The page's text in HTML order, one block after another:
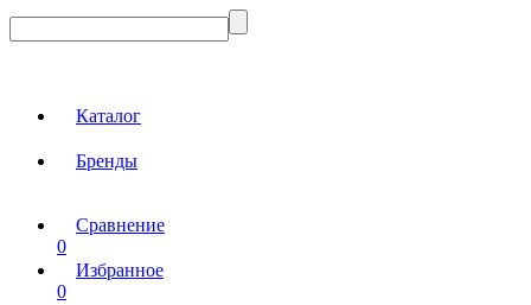
Каталог
Бренды
Сравнение
0
Избранное
0